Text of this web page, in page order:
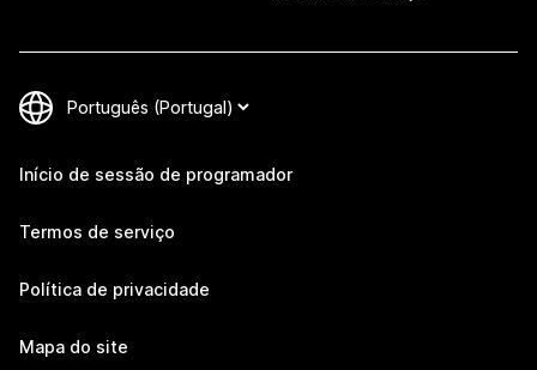
Início de sessão de programador
Termos de serviço
Política de privacidade
Mapa do site